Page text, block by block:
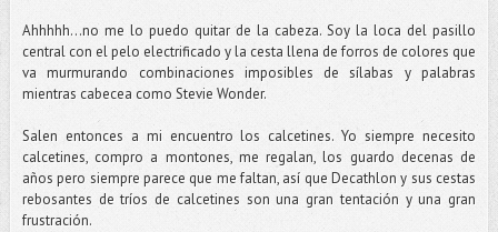
Ahhhhh...no me lo puedo quitar de la cabeza. Soy la loca del pasillo
central con el pelo electrificado y la cesta llena de forros de colores que
va murmurando combinaciones imposibles de sílabas y palabras
mientras cabecea como Stevie Wonder.
Salen entonces a mi encuentro los calcetines. Yo siempre necesito
calcetines, compro a montones, me regalan, los guardo decenas de
años pero siempre parece que me faltan, así que Decathlon y sus cestas
rebosantes de tríos de calcetines son una gran tentación y una gran
frustración.